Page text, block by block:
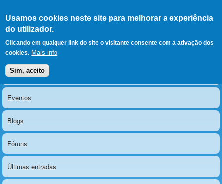
Usamos cookies neste site para melhorar a experiência
do utilizador.
Clicando em qualquer link do site o visitante consente com a ativação dos
cookies. Mais info
Sim, aceito
LERPARAVER , ir para a
página principal
O portal da visão diferente
Menu principal
Notícias
Eventos
Blogs
Fóruns
Últimas entradas